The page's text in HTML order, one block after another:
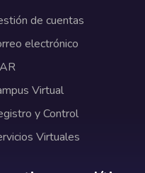
de cuentas
electrónico
Virtual
y Control
Virtuales